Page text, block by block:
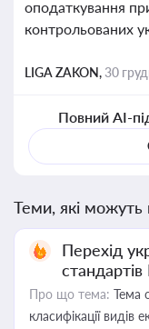
оподаткування
контрольованих
LIGA ZAKON,30
Повний AI-
Теми, які можуть
Перехід
Про що тема: Тема
класифікації видів